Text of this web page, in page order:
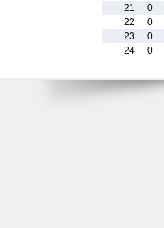
21
0
22
0
23
0
24
0